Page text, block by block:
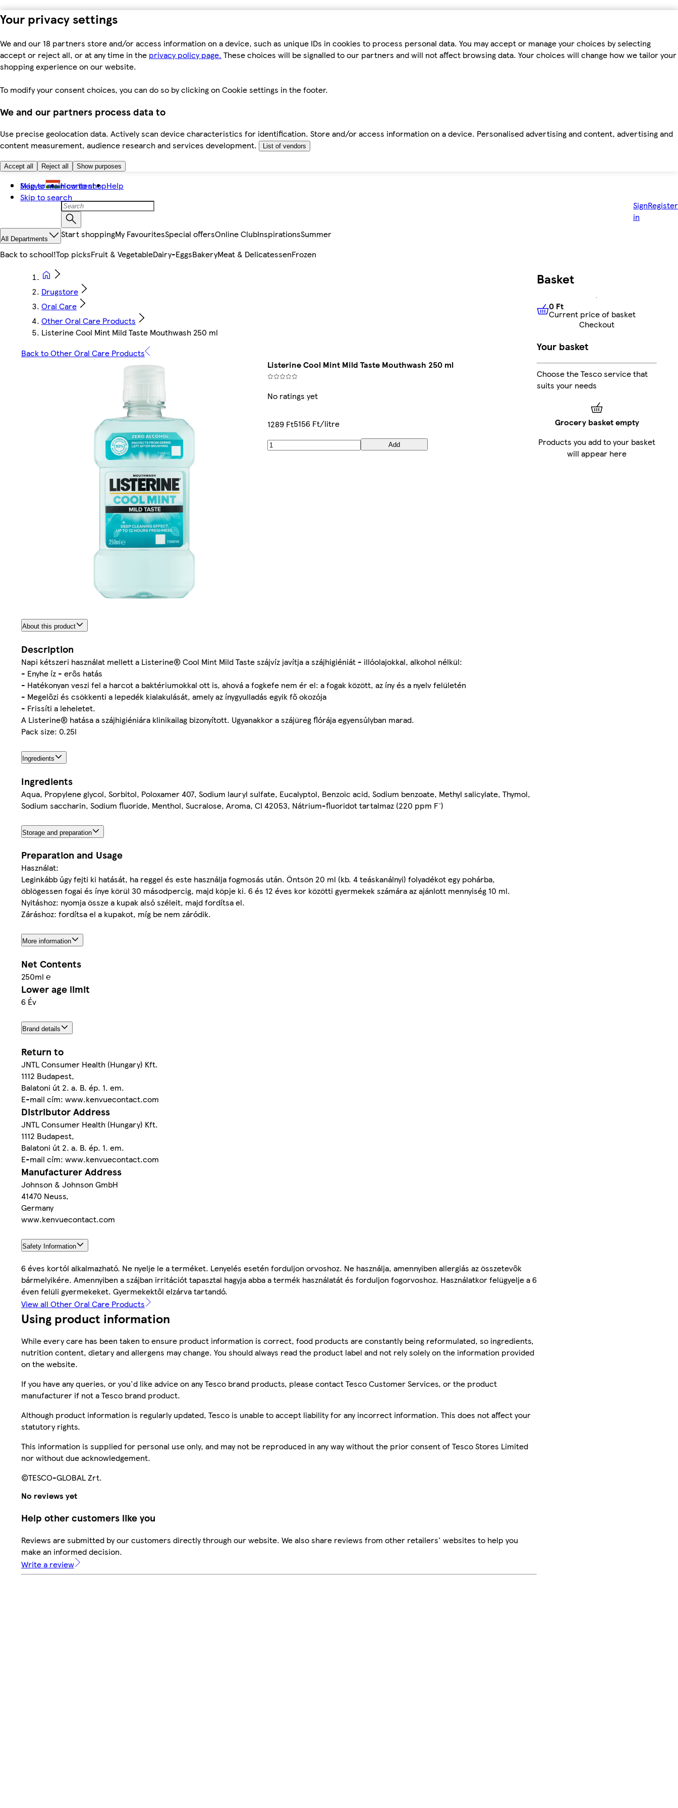
Your privacy settings
We and our 18 partners store and/or access information on a device, such as unique IDs in cookies to process personal data. You may accept or manage your choices by selecting
accept or reject all, or at any time in the privacy policy page. These choices will be signalled to our partners and will not affect browsing data. Your choices will change how we tailor your
shopping experience on our website.
To modify your consent choices, you can do so by clicking on Cookie settings in the footer.
We and our partners process data to
Use precise geolocation data. Actively scan device characteristics for identification. Store and/or access information on a device. Personalised advertising and content, advertising and
content measurement, audience research and services development.
List of vendors
Accept all Reject all Show purposes
Skip to main content
Skip to search
Magyar How to shopHelp
Sign
in
Register
All Departments Start shoppingMy FavouritesSpecial offersOnline ClubInspirationsSummer
Back to school!Top picksFruit & VegetableDairy-EggsBakeryMeat & DelicatessenFrozen
Drugstore
Oral Care
Other Oral Care Products
Listerine Cool Mint Mild Taste Mouthwash 250 ml
Back to Other Oral Care Products
Listerine Cool Mint Mild Taste Mouthwash 250 ml
No ratings yet
1289 Ft5156 Ft/litre
Add
About this product
Description
Napi kétszeri használat mellett a Listerine® Cool Mint Mild Taste szájvíz javítja a szájhigiéniát - illóolajokkal, alkohol nélkül:
- Enyhe íz - erős hatás
- Hatékonyan veszi fel a harcot a baktériumokkal ott is, ahová a fogkefe nem ér el: a fogak között, az íny és a nyelv felületén
- Megelőzi és csökkenti a lepedék kialakulását, amely az ínygyulladás egyik fő okozója
- Frissíti a leheletet.
A Listerine® hatása a szájhigiéniára klinikailag bizonyított. Ugyanakkor a szájüreg flórája egyensúlyban marad.
Pack size: 0.25l
Ingredients
Ingredients
Aqua, Propylene glycol, Sorbitol, Poloxamer 407, Sodium lauryl sulfate, Eucalyptol, Benzoic acid, Sodium benzoate, Methyl salicylate, Thymol,
Sodium saccharin, Sodium fluoride, Menthol, Sucralose, Aroma, CI 42053, Nátrium-fluoridot tartalmaz (220 ppm F⁻)
Storage and preparation
Preparation and Usage
Használat:
Leginkább úgy fejti ki hatását, ha reggel és este használja fogmosás után. Öntsön 20 ml (kb. 4 teáskanálnyi) folyadékot egy pohárba,
öblögessen fogai és ínye körül 30 másodpercig, majd köpje ki. 6 és 12 éves kor közötti gyermekek számára az ajánlott mennyiség 10 ml.
Nyitáshoz: nyomja össze a kupak alsó széleit, majd fordítsa el.
Záráshoz: fordítsa el a kupakot, míg be nem záródik.
More information
Net Contents
250ml ℮
Lower age limit
6 Év
Brand details
Return to
JNTL Consumer Health (Hungary) Kft.
1112 Budapest,
Balatoni út 2. a. B. ép. 1. em.
E-mail cím: www.kenvuecontact.com
Distributor Address
JNTL Consumer Health (Hungary) Kft.
1112 Budapest,
Balatoni út 2. a. B. ép. 1. em.
E-mail cím: www.kenvuecontact.com
Manufacturer Address
Johnson & Johnson GmbH
41470 Neuss,
Germany
www.kenvuecontact.com
Safety Information
6 éves kortól alkalmazható. Ne nyelje le a terméket. Lenyelés esetén forduljon orvoshoz. Ne használja, amennyiben allergiás az összetevők
bármelyikére. Amennyiben a szájban irritációt tapasztal hagyja abba a termék használatát és forduljon fogorvoshoz. Használatkor felügyelje a 6
éven felüli gyermekeket. Gyermekektől elzárva tartandó.
View all Other Oral Care Products
Using product information
While every care has been taken to ensure product information is correct, food products are constantly being reformulated, so ingredients,
nutrition content, dietary and allergens may change. You should always read the product label and not rely solely on the information provided
on the website.
If you have any queries, or you'd like advice on any Tesco brand products, please contact Tesco Customer Services, or the product
manufacturer if not a Tesco brand product.
Although product information is regularly updated, Tesco is unable to accept liability for any incorrect information. This does not affect your
statutory rights.
This information is supplied for personal use only, and may not be reproduced in any way without the prior consent of Tesco Stores Limited
nor without due acknowledgement.
©TESCO-GLOBAL Zrt.
No reviews yet
Help other customers like you
Reviews are submitted by our customers directly through our website. We also share reviews from other retailers' websites to help you
make an informed decision.
Write a review
Basket
0 FtCurrent price of basket
0 Ft
Current price of basket
Checkout
Your basket
Choose the Tesco service that
suits your needs
Grocery basket empty
Products you add to your basket
will appear here